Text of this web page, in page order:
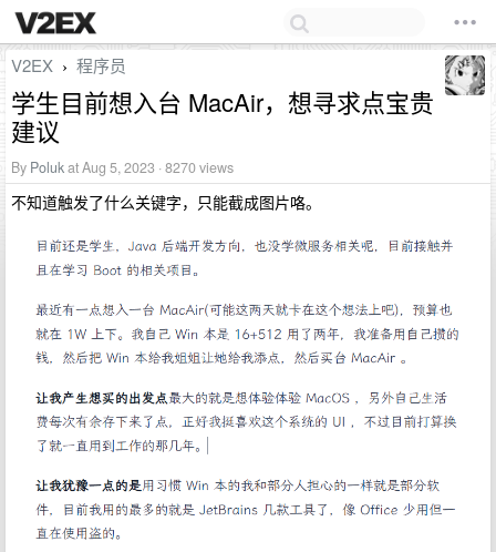
V2EX › 程序员
学生目前想入台 MacAir，想寻求点宝贵
建议
By Polukat Aug 5, 2023 · 8270 views
不知道触发了什么关键字，只能截成图片咯。